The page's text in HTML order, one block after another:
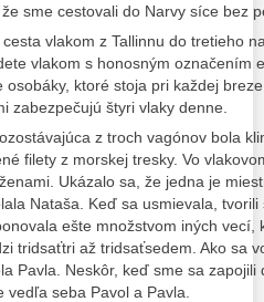
sme cestovali do Narvy síce bez
vlakom z Tallinnu do tretieho
vlakom s honosným označením
osobáky, ktoré stoja pri každej
zabezpečujú štyri vlaky denne.
z troch vagónov bola
filety z morskej tresky. Vo
Ukázalo sa, že jedna je
Nataša. Keď sa usmievala,
ešte množstvom iných vecí,
tridsaťtri až tridsaťsedem. Ako sa
Pavla. Neskôr, keď sme sa
seba Pavol a Pavla.